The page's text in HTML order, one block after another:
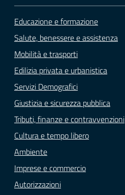
Educazione e formazione
Salute, benessere e assistenza
Mobilità e trasporti
Edilizia privata e urbanistica
Servizi Demografici
Giustizia e sicurezza pubblica
Tributi, finanze e contravvenzioni
Cultura e tempo libero
Ambiente
Imprese e commercio
Autorizzazioni